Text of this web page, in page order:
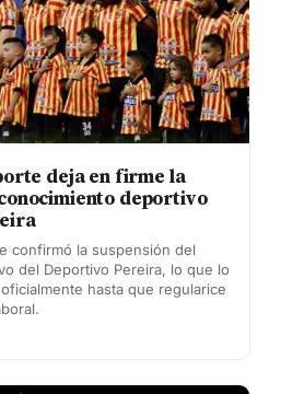
deja en firme la
deportivo
confirmó la suspensión del
del Deportivo Pereira, lo que lo
hasta que regularice